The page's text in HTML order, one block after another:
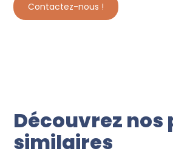
Contactez-nous !
Découvrez
similaires